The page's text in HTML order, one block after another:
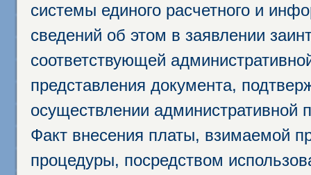
системы единого расчетного и
сведений об этом в заявлении
соответствующей
представления документа,
осуществлении административной
Факт внесения платы, взимаемой
процедуры, посредством